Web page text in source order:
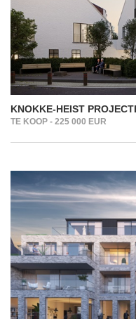
KNOKKE-HEIST
TE KOOP - 225 000 EUR